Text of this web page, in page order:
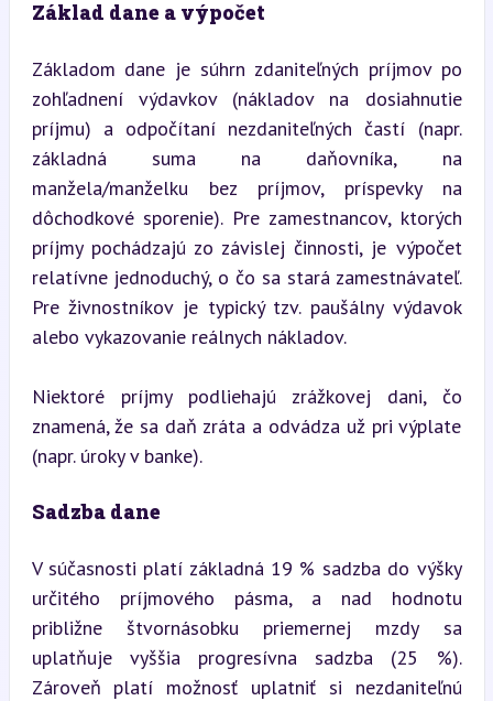
Základ dane a výpočet
Základom dane je súhrn zdaniteľných príjmov po
zohľadnení výdavkov (nákladov na dosiahnutie
príjmu) a odpočítaní nezdaniteľných častí (napr.
základná suma na daňovníka, na
manžela/manželku bez príjmov, príspevky na
dôchodkové sporenie). Pre zamestnancov, ktorých
príjmy pochádzajú zo závislej činnosti, je výpočet
relatívne jednoduchý, o čo sa stará zamestnávateľ.
Pre živnostníkov je typický tzv. paušálny výdavok
alebo vykazovanie reálnych nákladov.
Niektoré príjmy podliehajú zrážkovej dani, čo
znamená, že sa daň zráta a odvádza už pri výplate
(napr. úroky v banke).
Sadzba dane
V súčasnosti platí základná 19 % sadzba do výšky
určitého príjmového pásma, a nad hodnotu
približne štvornásobku priemernej mzdy sa
uplatňuje vyššia progresívna sadzba (25 %).
Zároveň platí možnosť uplatniť si nezdaniteľnú